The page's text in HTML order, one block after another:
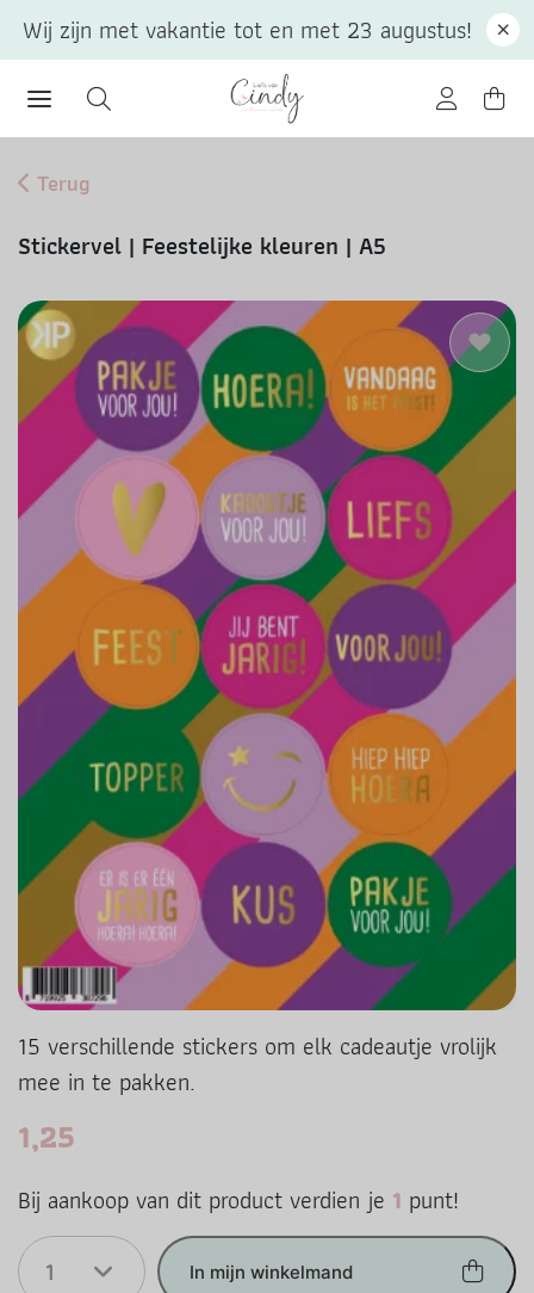
Terug
Stickervel | Feestelijke kleuren | A5
15 verschillende stickers om elk cadeautje vrolijk
mee in te pakken.
1,25
Bij aankoop van dit product verdien je 1 punt!
1
In mijn winkelmand
Wij zijn met vakantie tot en met 23 augustus!